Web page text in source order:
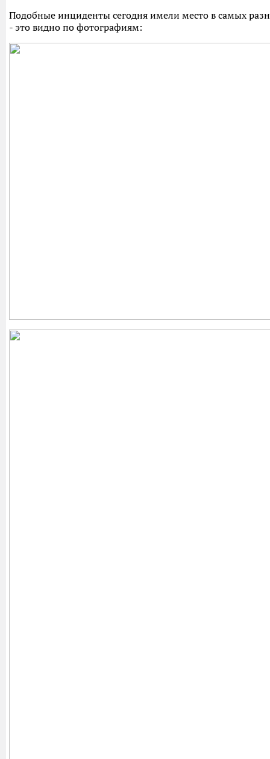
Подобные инциденты сегодня имели место в самых
- это видно по фотографиям: